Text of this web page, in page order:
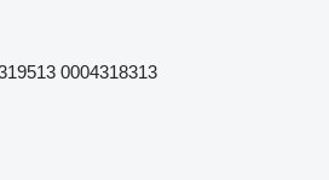
0004318313